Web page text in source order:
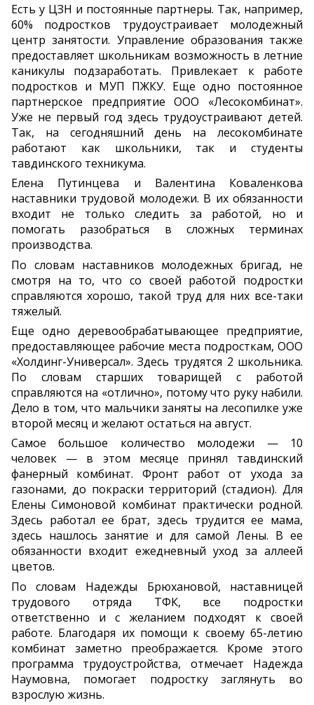
Есть у ЦЗН и постоянные партнеры. Так, например,
60% подростков трудоустраивает молодежный
центр занятости. Управление образования также
предоставляет школьникам возможность в летние
каникулы подзаработать. Привлекает к работе
подростков и МУП ПЖКУ. Еще одно постоянное
партнерское предприятие ООО «Лесокомбинат».
Уже не первый год здесь трудоустраивают детей.
Так, на сегодняшний день на лесокомбинате
работают как школьники, так и студенты
тавдинского техникума.
Елена Путинцева и Валентина Коваленкова
наставники трудовой молодежи. В их обязанности
входит не только следить за работой, но и
помогать разобраться в сложных терминах
производства.
По словам наставников молодежных бригад, не
смотря на то, что со своей работой подростки
справляются хорошо, такой труд для них все-таки
тяжелый.
Еще одно деревообрабатывающее предприятие,
предоставляющее рабочие места подросткам, ООО
«Холдинг-Универсал». Здесь трудятся 2 школьника.
По словам старших товарищей с работой
справляются на «отлично», потому что руку набили.
Дело в том, что мальчики заняты на лесопилке уже
второй месяц и желают остаться на август.
Самое большое количество молодежи — 10
человек — в этом месяце принял тавдинский
фанерный комбинат. Фронт работ от ухода за
газонами, до покраски территорий (стадион). Для
Елены Симоновой комбинат практически родной.
Здесь работал ее брат, здесь трудится ее мама,
здесь нашлось занятие и для самой Лены. В ее
обязанности входит ежедневный уход за аллеей
цветов.
По словам Надежды Брюхановой, наставницей
трудового отряда ТФК, все подростки
ответственно и с желанием подходят к своей
работе. Благодаря их помощи к своему 65-летию
комбинат заметно преображается. Кроме этого
программа трудоустройства, отмечает Надежда
Наумовна, помогает подростку заглянуть во
взрослую жизнь.